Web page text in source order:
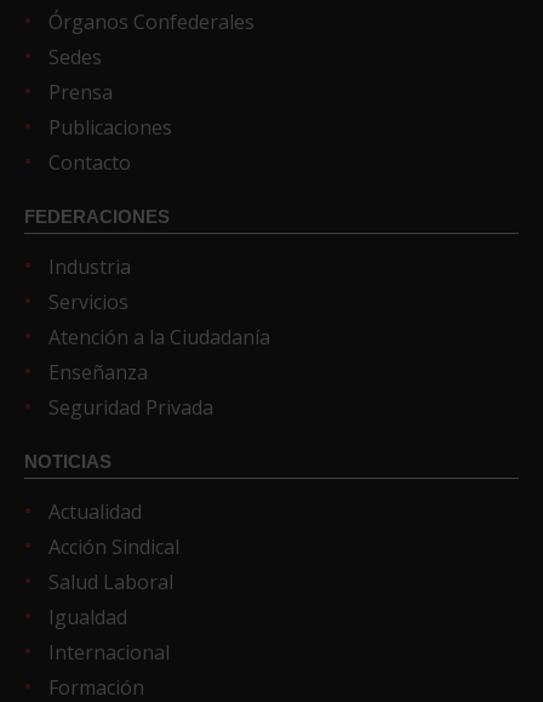
Órganos Confederales
Sedes
Prensa
Publicaciones
Contacto
FEDERACIONES
Industria
Servicios
Atención a la Ciudadanía
Enseñanza
Seguridad Privada
NOTICIAS
Actualidad
Acción Sindical
Salud Laboral
Igualdad
Internacional
Formación